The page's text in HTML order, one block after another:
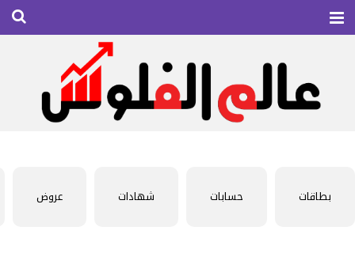
بطاقات حسابات شهادات عروض